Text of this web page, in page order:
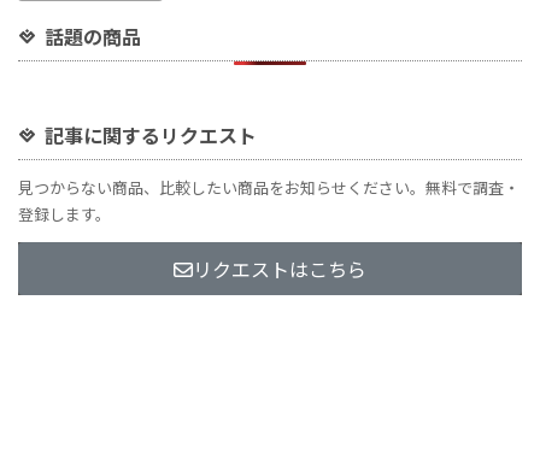
話題の商品
記事に関するリクエスト
見つからない商品、比較したい商品をお知らせください。無料で調査・
登録します。
リクエストはこちら